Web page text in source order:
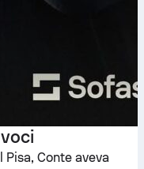
Conte aveva